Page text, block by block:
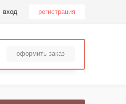
вход регистрация
оформить заказ